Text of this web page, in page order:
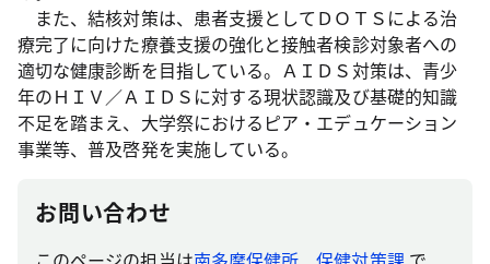
また、結核対策は、患者支援としてＤＯＴＳによる治
療完了に向けた療養支援の強化と接触者検診対象者への
適切な健康診断を目指している。ＡＩＤＳ対策は、青少
年のＨＩＶ／ＡＩＤＳに対する現状認識及び基礎的知識
不足を踏まえ、大学祭におけるピア・エデュケーション
事業等、普及啓発を実施している。
お問い合わせ